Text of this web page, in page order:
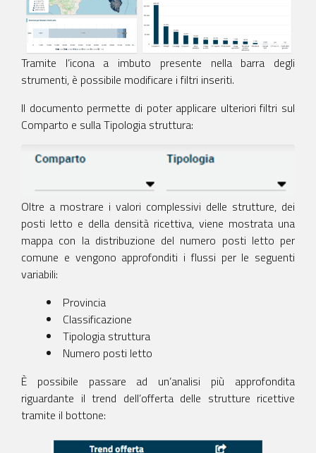
Tramite l’icona a imbuto presente nella barra degli
strumenti, è possibile modificare i filtri inseriti.
Il documento permette di poter applicare ulteriori filtri sul
Comparto e sulla Tipologia struttura:
Oltre a mostrare i valori complessivi delle strutture, dei
posti letto e della densità ricettiva, viene mostrata una
mappa con la distribuzione del numero posti letto per
comune e vengono approfonditi i flussi per le seguenti
variabili:
Provincia
Classificazione
Tipologia struttura
Numero posti letto
È possibile passare ad un’analisi più approfondita
riguardante il trend dell’offerta delle strutture ricettive
tramite il bottone: